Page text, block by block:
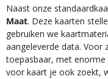
Naast onze
Maat. Deze kaarten
gebruiken we
aangeleverde data. Voor
toepasbaar, met
voor kaart je ook zoekt,